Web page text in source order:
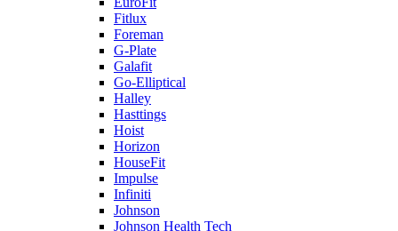
Fitlux
Foreman
G-Plate
Galafit
Go-Elliptical
Halley
Hasttings
Hoist
Horizon
HouseFit
Impulse
Infiniti
Johnson
Johnson Health Tech